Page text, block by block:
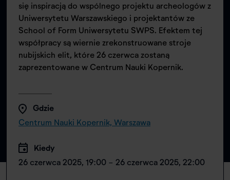
się inspiracją do wspólnego projektu archeologów z
Uniwersytetu Warszawskiego i projektantów ze
School of Form Uniwersytetu SWPS. Efektem tej
współpracy są wiernie zrekonstruowane stroje
nubijskich elit, które 26 czerwca zostaną
zaprezentowane w Centrum Nauki Kopernik.
Gdzie
Centrum Nauki Kopernik, Warszawa
Kiedy
26 czerwca 2025, 19:00 - 26 czerwca 2025, 22:00